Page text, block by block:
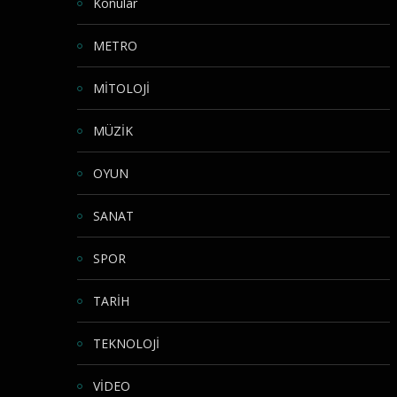
METRO
MİTOLOJİ
MÜZİK
OYUN
SANAT
SPOR
TARİH
TEKNOLOJİ
VİDEO